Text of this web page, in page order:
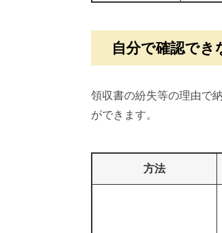
自分で確認でき
領収書の紛失等の理由で
ができます。
方法